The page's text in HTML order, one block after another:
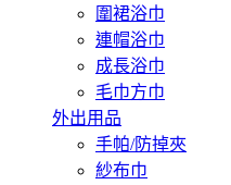
圍裙浴巾
連帽浴巾
成長浴巾
毛巾方巾
外出用品
手帕/防掉夾
紗布巾